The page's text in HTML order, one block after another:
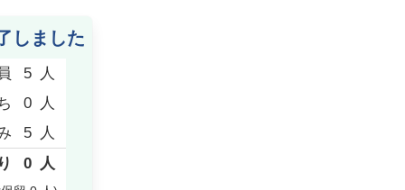
しました
5
人
0
人
5
人
0 人